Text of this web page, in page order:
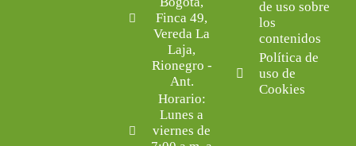
Finca 49,
Vereda La
Laja,
Rionegro -
Ant.
Horario:
Lunes a
viernes de
de uso sobre
los
contenidos
Política de
uso de
Cookies